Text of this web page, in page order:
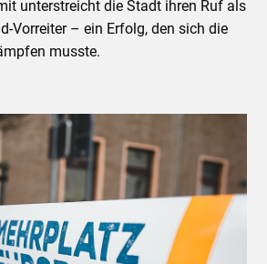
unterstreicht die Stadt ihren Ruf als
Vorreiter – ein Erfolg, den sich die
musste.